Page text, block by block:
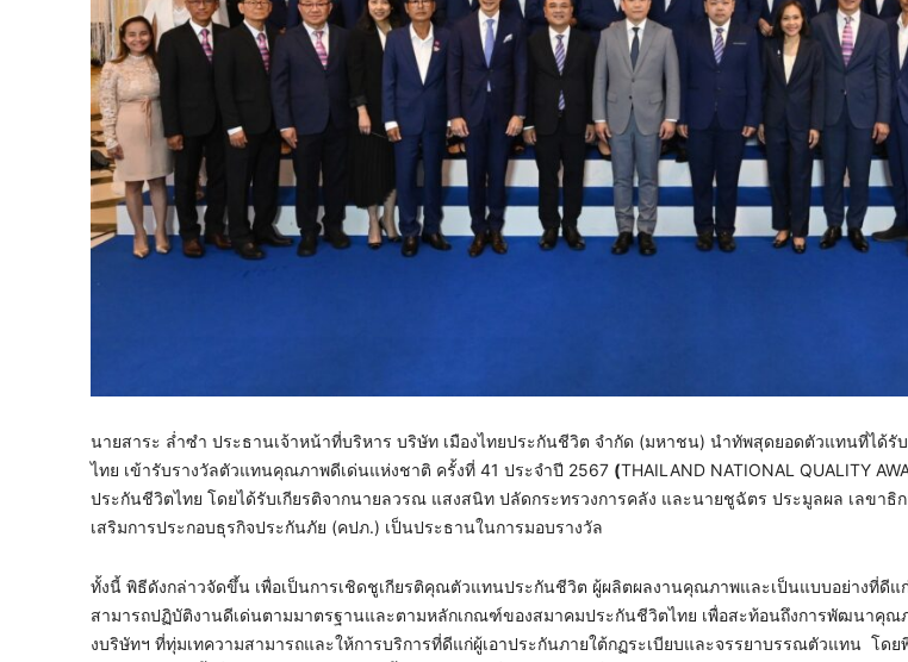
นายสาระ ล่ำซำ ประธานเจ้าหน้าที่บริหาร บริษัท เมืองไทยประกันชีวิต จำกัด (มหาชน) นำทัพสุดยอดตัวแทนที่ได้รั
ไทย เข้ารับรางวัลตัวแทนคุณภาพดีเด่นแห่งชาติ ครั้งที่ 41 ประจำปี 2567 (THAILAND NATIONAL QUALITY
ประกันชีวิตไทย โดยได้รับเกียรติจากนายลวรณ แสงสนิท ปลัดกระทรวงการคลัง และนายชูฉัตร ประมูลผล เลขาธิ
เสริมการประกอบธุรกิจประกันภัย (คปภ.) เป็นประธานในการมอบรางวัล
ทั้งนี้ พิธีดังกล่าวจัดขึ้น เพื่อเป็นการเชิดชูเกียรติคุณตัวแทนประกันชีวิต ผู้ผลิตผลงานคุณภาพและเป็นแบบอย่างที่ดี
สามารถปฏิบัติงานดีเด่นตามมาตรฐานและตามหลักเกณฑ์ของสมาคมประกันชีวิตไทย เพื่อสะท้อนถึงการพัฒนาคุ
งบริษัทฯ ที่ทุ่มเทความสามารถและให้การบริการที่ดีแก่ผู้เอาประกันภายใต้กฏระเบียบและจรรยาบรรณตัวแทน โด